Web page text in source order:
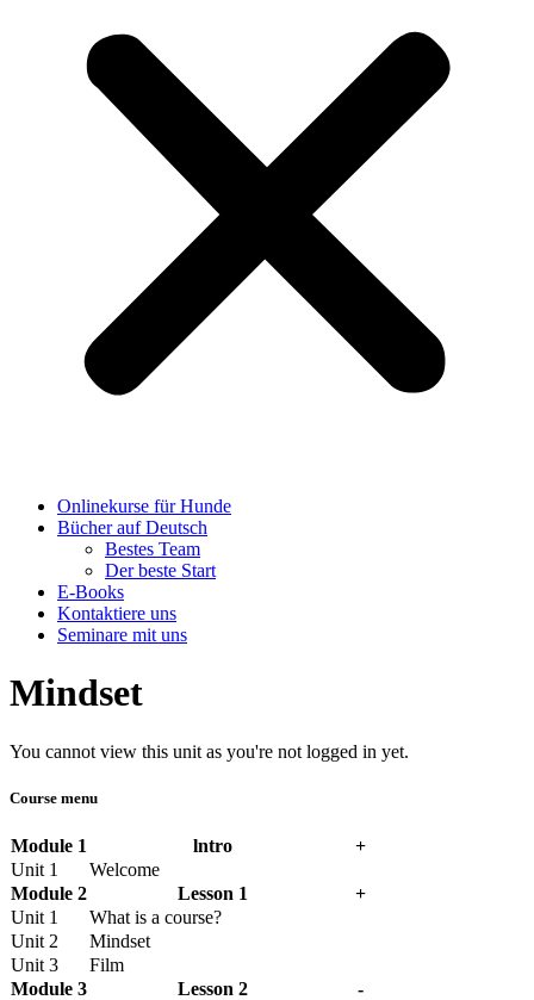
Onlinekurse für Hunde
Bücher auf Deutsch
Bestes Team
Der beste Start
E-Books
Kontaktiere uns
Seminare mit uns
Mindset
You cannot view this unit as you're not logged in yet.
Course menu
Module 1 lntro
+
Unit 1
Welcome
Module 2
Lesson 1
+
Unit 1
What is a course?
Unit 2
Mindset
Unit 3
Film
Module 3
Lesson 2
-